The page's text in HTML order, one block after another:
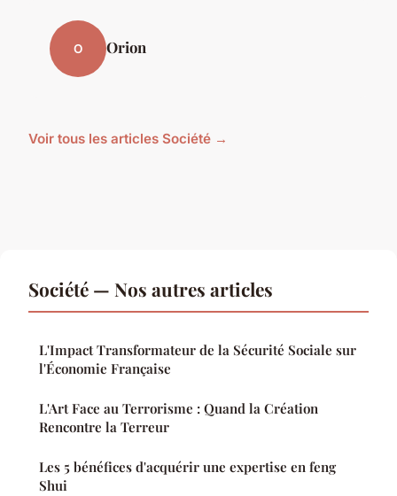
O Orion
Voir tous les articles Société →
Société — Nos autres articles
L'Impact Transformateur de la Sécurité Sociale sur
l'Économie Française
L'Art Face au Terrorisme : Quand la Création
Rencontre la Terreur
Les 5 bénéfices d'acquérir une expertise en feng
Shui